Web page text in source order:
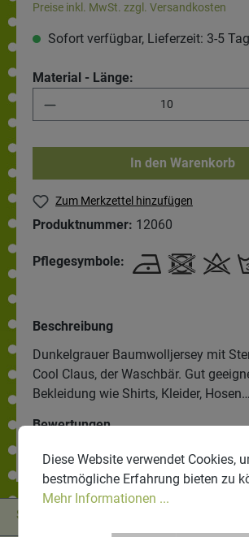
Preise inkl. MwSt. zzgl. Versandkosten
Sofort verfügbar, Lieferzeit: 3-5
Material - Länge:
In den Warenkorb
Zum Merkzettel hinzufügen
Produktnummer: 12060
Pflegesymbole:
Beschreibung
Dunkelgrauer Baumwolljersey mit
Cool Claus, der Waschbär. Gut
Bekleidung wie Shirts, Kleider, Hosen…
Bewertungen
Service-Hotline
Diese Website verwendet Cookies,
bestmögliche Erfahrung bieten zu
Mehr Informationen ...